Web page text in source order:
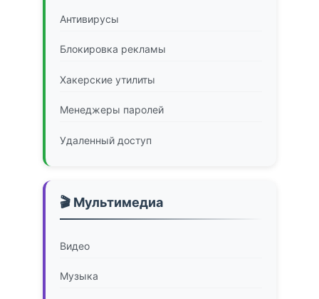
Антивирусы
Блокировка рекламы
Хакерские утилиты
Менеджеры паролей
Удаленный доступ
🎬 Мультимедиа
Видео
Музыка